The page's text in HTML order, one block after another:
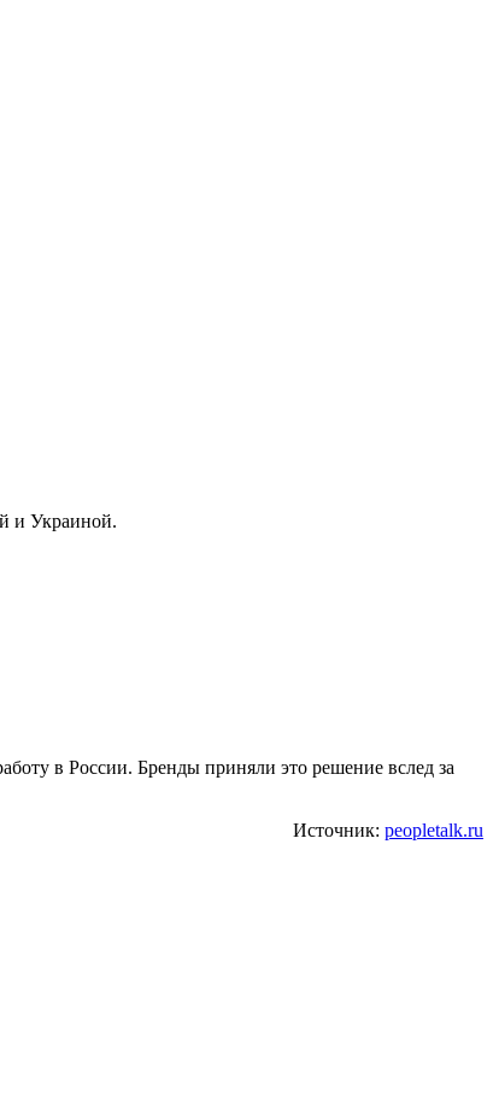
и Украиной.
в России. Бренды приняли это решение вслед за
Источник: peopletalk.ru